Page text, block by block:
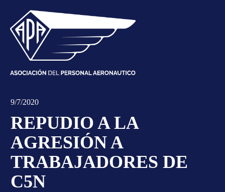
9/7/2020
REPUDIO A LA
AGRESIÓN A
TRABAJADORES DE
C5N